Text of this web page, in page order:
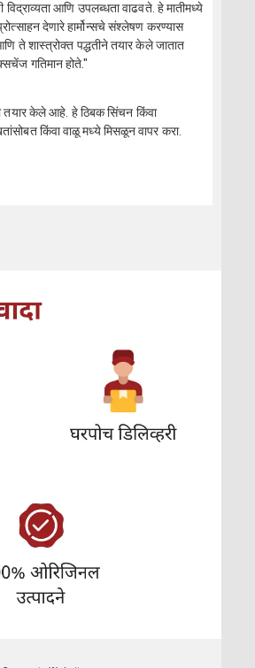
आणि उपलब्धता वाढवते. हे मातीमध्ये
देणारे हार्मोन्सचे संश्लेषण करण्यास
ते शास्त्रोक्त पद्धतीने तयार केले जातात
गतिमान होते."
तयार केले आहे. हे ठिबक सिंचन किंवा
किंवा वाळू मध्ये मिसळून वापर करा.